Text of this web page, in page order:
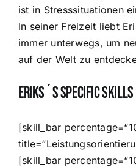
ist in Stresssituationen
In seiner Freizeit liebt
immer unterwegs, um
auf der Welt zu
Eriks´s Specific Skills
[skill_bar
[skill_bar